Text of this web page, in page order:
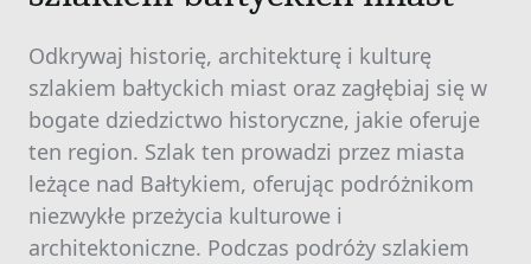
Odkrywaj historię, architekturę i kulturę
szlakiem bałtyckich miast oraz zagłębiaj się w
bogate dziedzictwo historyczne, jakie oferuje
ten region. Szlak ten prowadzi przez miasta
leżące nad Bałtykiem, oferując podróżnikom
niezwykłe przeżycia kulturowe i
architektoniczne. Podczas podróży szlakiem